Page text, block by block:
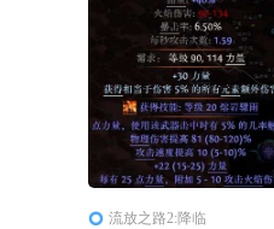
9000+护盾、2W5闪
燃、流血、中毒、眩
流放之路2:降临